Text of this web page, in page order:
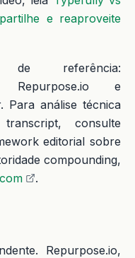
e reaproveite
de referência:
e
Para análise técnica
consulte
editorial sobre
compounding,
.
Repurpose.io,